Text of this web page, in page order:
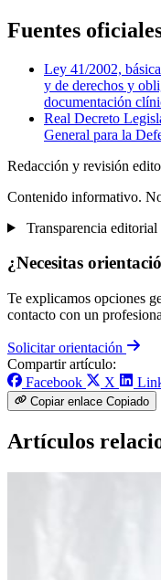
Fuentes
Ley 41/2002,
y de derechos y
documentación
Real Decreto
General para la
Redacción y revisión
Contenido informativo.
Transparencia editorial
¿Necesitas
Te explicamos opciones
contacto con un
Solicitar orientación
Compartir artículo:
Facebook
X
Copiar enlace Copiado
Artículos